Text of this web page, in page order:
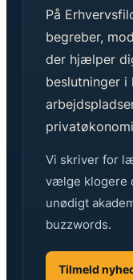
På
begreber,
der hjælper
beslutninger i
Vi skriver for
vælge klogere
unødigt
buzzwords.
Tilmeld